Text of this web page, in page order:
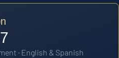
· English & Spanish